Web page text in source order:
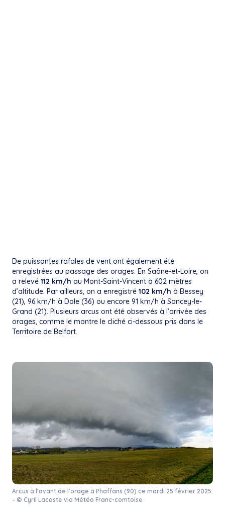
De puissantes rafales de vent ont également été
enregistrées au passage des orages. En Saône-et-Loire, on
a relevé 112 km/h au Mont-Saint-Vincent à 602 mètres
d’altitude. Par ailleurs, on a enregistré 102 km/h à Bessey
(21), 96 km/h à Dole (36) ou encore 91 km/h à Sancey-le-
Grand (21). Plusieurs arcus ont été observés à l’arrivée des
orages, comme le montre le cliché ci-dessous pris dans le
Territoire de Belfort.
Arcus à l’avant de l’orage à Phaffans (90) ce mardi 25 février 2025
– © Cyril Lacoste via Météo Franc-comtoise